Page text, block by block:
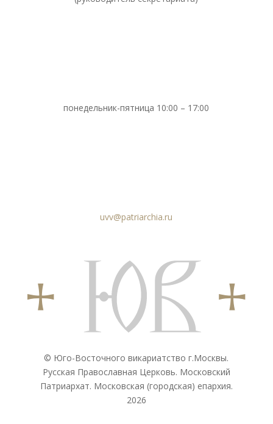
понедельник-пятница 10:00 – 17:00
uvv@patriarchia.ru
© Юго-Восточного викариатствo г.Москвы.
Русская Православная Церковь. Московский
Патриархат. Московская (городская) епархия.
2026